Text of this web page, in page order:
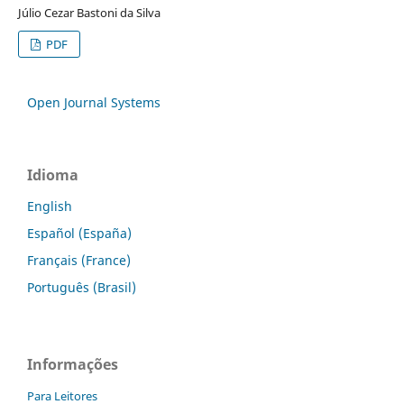
Júlio Cezar Bastoni da Silva
PDF
Open Journal Systems
Idioma
English
Español (España)
Français (France)
Português (Brasil)
Informações
Para Leitores